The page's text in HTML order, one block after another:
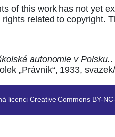
of this work has not yet
related to copyright.
autonomie v Polsku..
„Právník“, 1933,
licenci Creative Commons BY-